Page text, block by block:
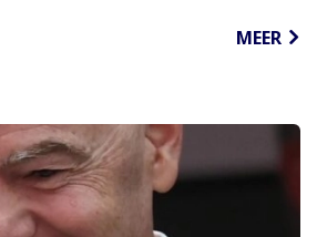
MEER